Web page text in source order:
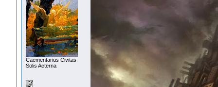
Сaementarius Civitas
Solis Aeterna